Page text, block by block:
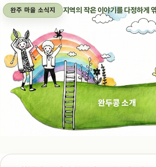
완주 마을 소식지 지역의 작은 이야기를 다정하게
완두콩 소개